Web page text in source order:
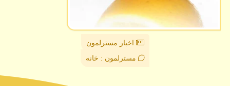
اخبار مسترلمون
مسترلمون : خانه